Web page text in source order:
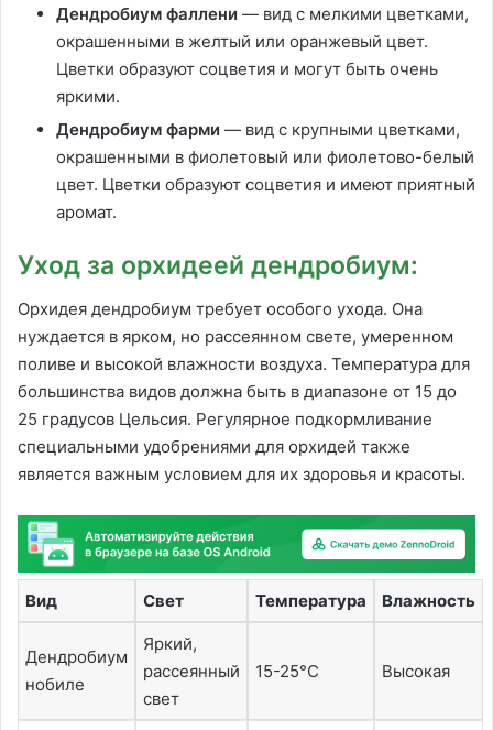
Дендробиум фаллени — вид с мелкими цветками,
окрашенными в желтый или оранжевый цвет.
Цветки образуют соцветия и могут быть очень
яркими.
Дендробиум фарми — вид с крупными цветками,
окрашенными в фиолетовый или фиолетово-белый
цвет. Цветки образуют соцветия и имеют приятный
аромат.
Уход за орхидеей дендробиум:
Орхидея дендробиум требует особого ухода. Она
нуждается в ярком, но рассеянном свете, умеренном
поливе и высокой влажности воздуха. Температура для
большинства видов должна быть в диапазоне от 15 до
25 градусов Цельсия. Регулярное подкормливание
специальными удобрениями для орхидей также
является важным условием для их здоровья и красоты.
Вид Свет Температура Влажность
Дендробиум
нобиле
Яркий,
рассеянный
свет
15-25°C Высокая